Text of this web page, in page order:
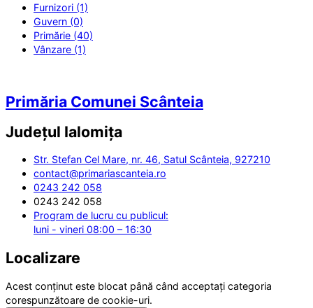
Furnizori (1)
Guvern (0)
Primărie (40)
Vânzare (1)
Primăria Comunei Scânteia
Județul Ialomița
Str. Stefan Cel Mare, nr. 46, Satul Scânteia, 927210
contact@primariascanteia.ro
0243 242 058
0243 242 058
Program de lucru cu publicul:
luni - vineri 08:00 – 16:30
Localizare
Acest conținut este blocat până când acceptați categoria
corespunzătoare de cookie-uri.